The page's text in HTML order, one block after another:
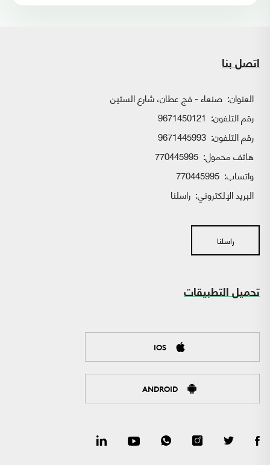
اتصل بنا
العنوان: صنعاء - فج عطان، شارع الستين
رقم التلفون: 9671450121
رقم التلفون: 9671445993
هاتف محمول: 770445995
واتساب:
البريد الإلكتروني: راسلنا
راسلنا
تحميل التطبيقات
IOS
ANDROID